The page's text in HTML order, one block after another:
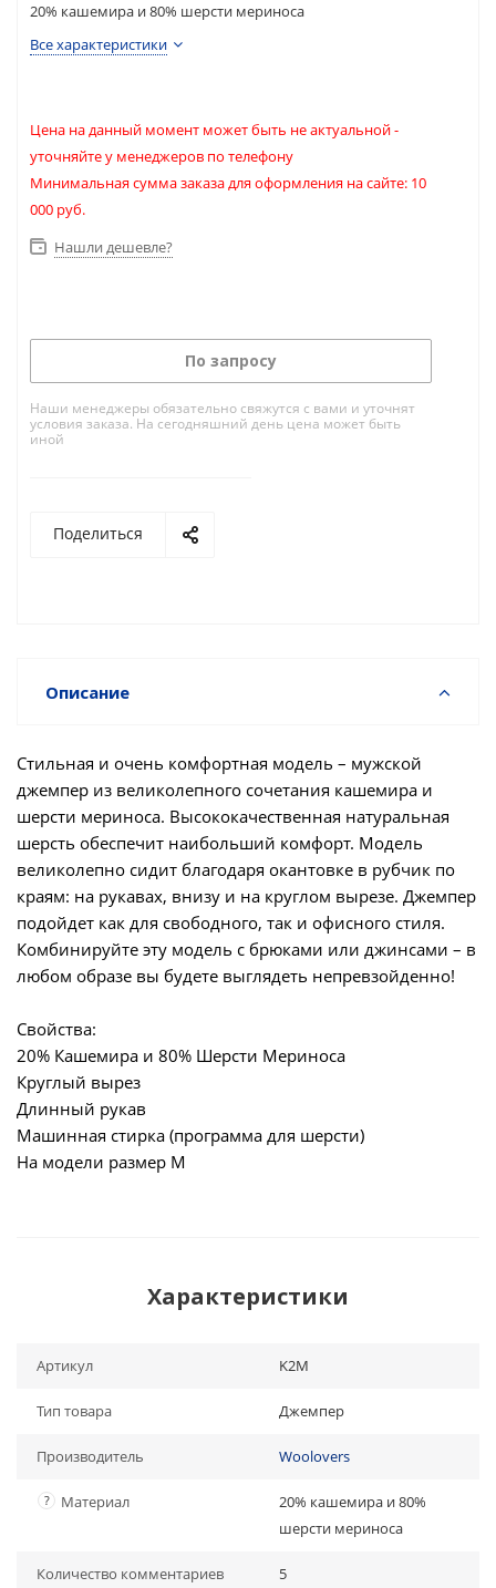
20% кашемира и 80% шерсти мериноса
Все характеристики
Цена на данный момент может быть не актуальной -
уточняйте у менеджеров по телефону
Минимальная сумма заказа для оформления на сайте: 10
000 руб.
Нашли дешевле?
По запросу
Наши менеджеры обязательно свяжутся с вами и уточнят
условия заказа. На сегодняшний день цена может быть
иной
Поделиться
Описание
Стильная и очень комфортная модель – мужской
джемпер из великолепного сочетания кашемира и
шерсти мериноса. Высококачественная натуральная
шерсть обеспечит наибольший комфорт. Модель
великолепно сидит благодаря окантовке в рубчик по
краям: на рукавах, внизу и на круглом вырезе. Джемпер
подойдет как для свободного, так и офисного стиля.
Комбинируйте эту модель с брюками или джинсами – в
любом образе вы будете выглядеть непревзойденно!
Свойства:
20% Кашемира и 80% Шерсти Мериноса
Круглый вырез
Длинный рукав
Машинная стирка (программа для шерсти)
На модели размер М
Характеристики
Артикул K2M
Тип товара Джемпер
Производитель Woolovers
? Материал
20% кашемира и 80%
шерсти мериноса
Количество комментариев 5